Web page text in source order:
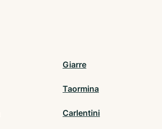
Giarre
Taormina
Carlentini